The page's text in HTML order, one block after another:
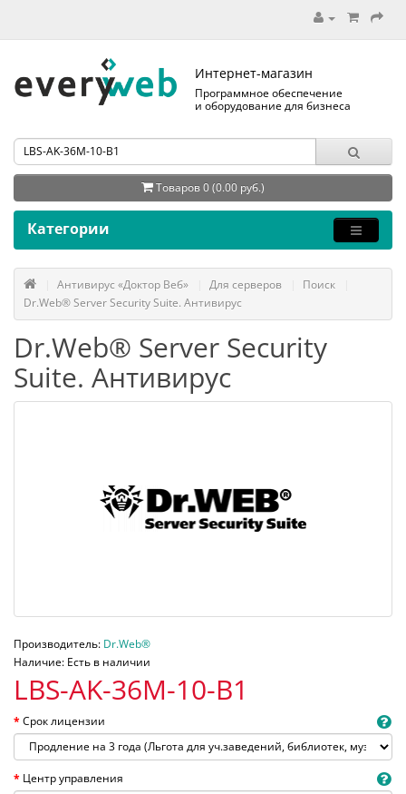
Интернет-магазин
Программное обеспечение
и оборудование для бизнеса
Товаров 0 (0.00 руб.)
Категории
Антивирус «Доктор Веб» Для серверов
Поиск
Dr.Web® Server Security Suite. Антивирус
Dr.Web® Server Security
Suite. Антивирус
Производитель: Dr.Web®
Наличие: Есть в наличии
LBS-AK-36M-10-B1
Срок лицензии
Центр управления